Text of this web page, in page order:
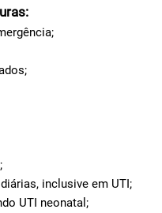
inclusive em UTI;
UTI neonatal;